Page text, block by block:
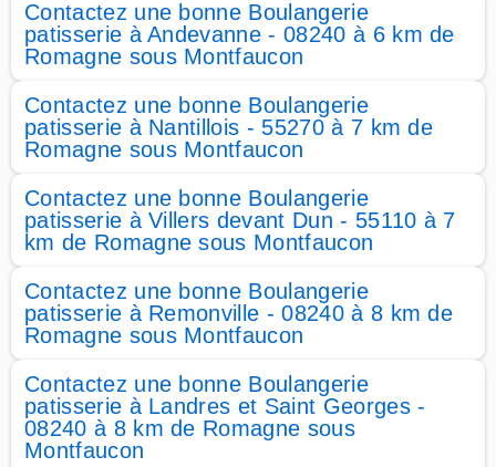
Contactez une bonne Boulangerie
patisserie à Andevanne - 08240 à 6 km de
Romagne sous Montfaucon
Contactez une bonne Boulangerie
patisserie à Nantillois - 55270 à 7 km de
Romagne sous Montfaucon
Contactez une bonne Boulangerie
patisserie à Villers devant Dun - 55110 à 7
km de Romagne sous Montfaucon
Contactez une bonne Boulangerie
patisserie à Remonville - 08240 à 8 km de
Romagne sous Montfaucon
Contactez une bonne Boulangerie
patisserie à Landres et Saint Georges -
08240 à 8 km de Romagne sous
Montfaucon